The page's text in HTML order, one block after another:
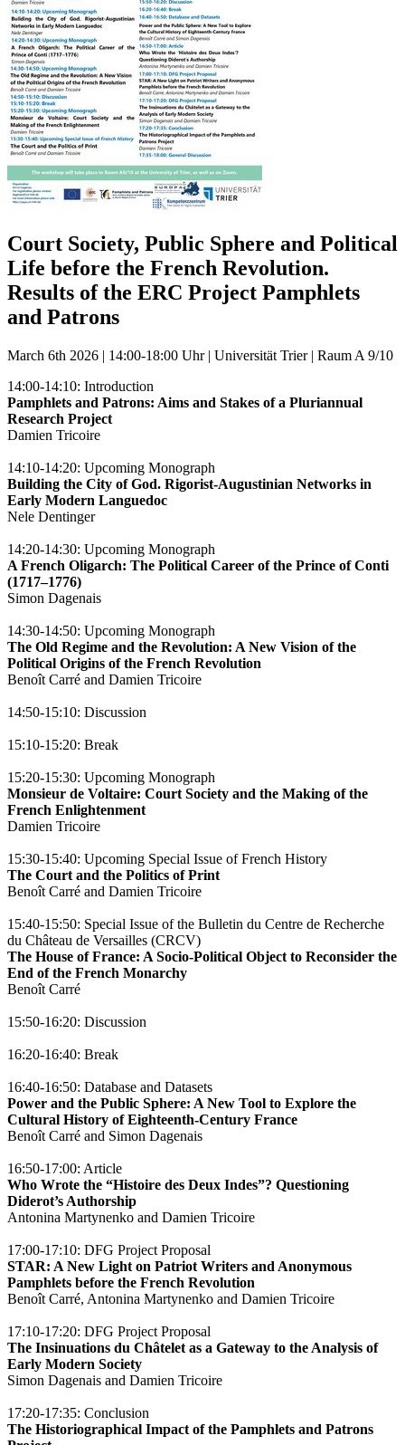
Court Society, Public Sphere and Political
Life before the French Revolution.
Results of the ERC Project Pamphlets
and Patrons
March 6th 2026 | 14:00-18:00 Uhr | Universität Trier | Raum A 9/10
14:00-14:10: Introduction
Pamphlets and Patrons: Aims and Stakes of a Pluriannual
Research Project
Damien Tricoire
14:10-14:20: Upcoming Monograph
Building the City of God. Rigorist-Augustinian Networks in
Early Modern Languedoc
Nele Dentinger
14:20-14:30: Upcoming Monograph
A French Oligarch: The Political Career of the Prince of Conti
(1717–1776)
Simon Dagenais
14:30-14:50: Upcoming Monograph
The Old Regime and the Revolution: A New Vision of the
Political Origins of the French Revolution
Benoît Carré and Damien Tricoire
14:50-15:10: Discussion
15:10-15:20: Break
15:20-15:30: Upcoming Monograph
Monsieur de Voltaire: Court Society and the Making of the
French Enlightenment
Damien Tricoire
15:30-15:40: Upcoming Special Issue of French History
The Court and the Politics of Print
Benoît Carré and Damien Tricoire
15:40-15:50: Special Issue of the Bulletin du Centre de Recherche
du Château de Versailles (CRCV)
The House of France: A Socio-Political Object to Reconsider the
End of the French Monarchy
Benoît Carré
15:50-16:20: Discussion
16:20-16:40: Break
16:40-16:50: Database and Datasets
Power and the Public Sphere: A New Tool to Explore the
Cultural History of Eighteenth-Century France
Benoît Carré and Simon Dagenais
16:50-17:00: Article
Who Wrote the “Histoire des Deux Indes”? Questioning
Diderot’s Authorship
Antonina Martynenko and Damien Tricoire
17:00-17:10: DFG Project Proposal
STAR: A New Light on Patriot Writers and Anonymous
Pamphlets before the French Revolution
Benoît Carré, Antonina Martynenko and Damien Tricoire
17:10-17:20: DFG Project Proposal
The Insinuations du Châtelet as a Gateway to the Analysis of
Early Modern Society
Simon Dagenais and Damien Tricoire
17:20-17:35: Conclusion
The Historiographical Impact of the Pamphlets and Patrons